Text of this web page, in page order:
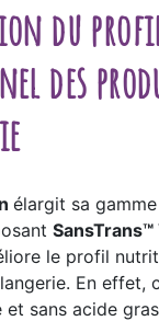
du
des
élargit sa
SansTrans™
le profil
En effet,
et sans acide